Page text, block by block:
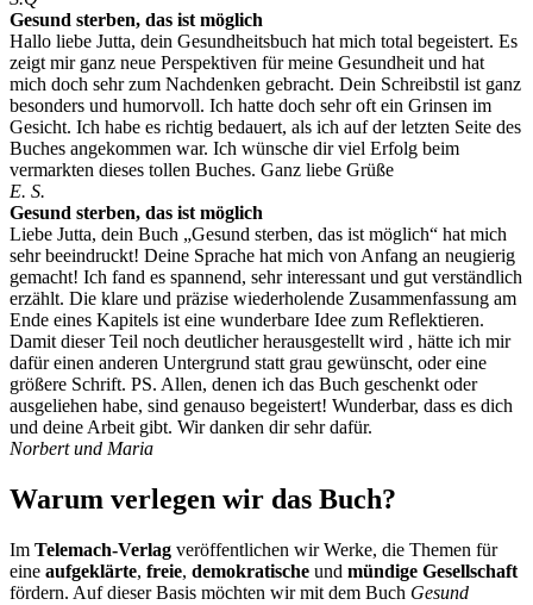
Gesund sterben, das ist möglich
Hallo liebe Jutta, dein Gesundheitsbuch hat mich total begeistert. Es
zeigt mir ganz neue Perspektiven für meine Gesundheit und hat
mich doch sehr zum Nachdenken gebracht. Dein Schreibstil ist ganz
besonders und humorvoll. Ich hatte doch sehr oft ein Grinsen im
Gesicht. Ich habe es richtig bedauert, als ich auf der letzten Seite des
Buches angekommen war. Ich wünsche dir viel Erfolg beim
vermarkten dieses tollen Buches. Ganz liebe Grüße
E. S.
Gesund sterben, das ist möglich
Liebe Jutta, dein Buch „Gesund sterben, das ist möglich“ hat mich
sehr beeindruckt! Deine Sprache hat mich von Anfang an neugierig
gemacht! Ich fand es spannend, sehr interessant und gut verständlich
erzählt. Die klare und präzise wiederholende Zusammenfassung am
Ende eines Kapitels ist eine wunderbare Idee zum Reflektieren.
Damit dieser Teil noch deutlicher herausgestellt wird , hätte ich mir
dafür einen anderen Untergrund statt grau gewünscht, oder eine
größere Schrift. PS. Allen, denen ich das Buch geschenkt oder
ausgeliehen habe, sind genauso begeistert! Wunderbar, dass es dich
und deine Arbeit gibt. Wir danken dir sehr dafür.
Norbert und Maria
Warum verlegen wir das Buch?
Im Telemach-Verlag veröffentlichen wir Werke, die Themen für
eine aufgeklärte, freie, demokratische und mündige Gesellschaft
fördern. Auf dieser Basis möchten wir mit dem Buch Gesund